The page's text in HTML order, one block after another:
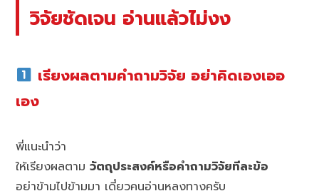
วิจัยชัดเจน อ่านแล้วไม่งง
เรียงผลตามคำถามวิจัย อย่าคิดเองเออ
เอง
พี่แนะนำว่า
ให้เรียงผลตามวัตถุประสงค์หรือคำถามวิจัยทีละข้อ
อย่าข้ามไปข้ามมา เดี๋ยวคนอ่านหลงทางครับ